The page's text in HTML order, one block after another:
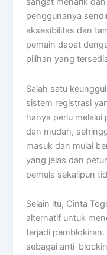
penggunanya
aksesibilitas dan
pemain dapat
pilihan yang
Salah satu
sistem registrasi
hanya perlu
dan mudah,
masuk dan mulai
yang jelas dan
pemula sekalipun
Selain itu, Cinta
alternatif untuk
terjadi
sebagai anti-